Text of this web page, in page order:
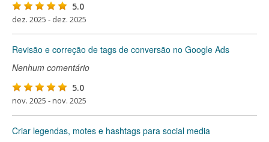
5.0
dez. 2025 - dez. 2025
Revisão e correção de tags de conversão no Google Ads
Nenhum comentário
5.0
nov. 2025 - nov. 2025
Criar legendas, motes e hashtags para social media